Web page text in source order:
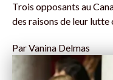
Trois opposants au
des raisons de leur
ParVanina Delmas